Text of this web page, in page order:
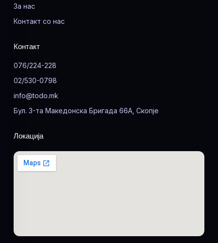
За нас
Контакт со нас
Контакт
076/224-228
02/530-0798
info@todo.mk
Бул. 3-та Македонска Бригада 66А, Скопје
Локација